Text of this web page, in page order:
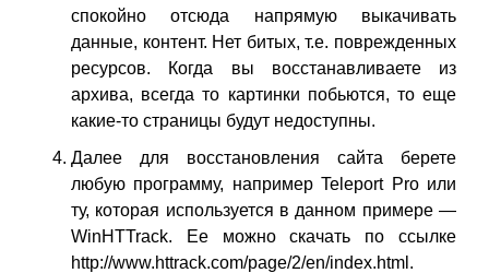
спокойно отсюда напрямую выкачивать
данные, контент. Нет битых, т.е. поврежденных
ресурсов. Когда вы восстанавливаете из
архива, всегда то картинки побьются, то еще
какие-то страницы будут недоступны.
Далее для восстановления сайта берете
любую программу, например Teleport Pro или
ту, которая используется в данном примере —
WinHTTrack. Ее можно скачать по ссылке
http://www.httrack.com/page/2/en/index.html .